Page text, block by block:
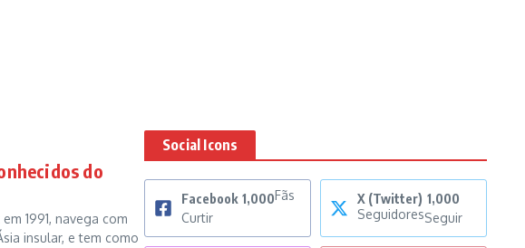
do
1991, navega com
insular, e tem como
Social Icons
Facebook 1,000Fãs
Curtir
X (Twitter) 1,000
SeguidoresSeguir